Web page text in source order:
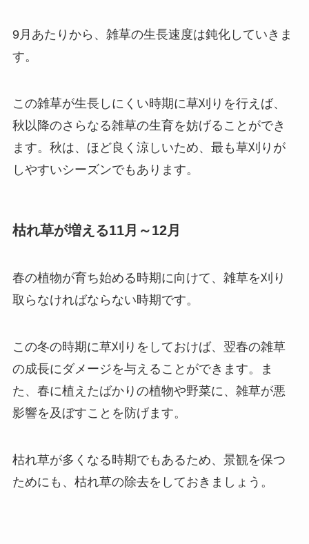
9月あたりから、雑草の生長速度は鈍化していきま
す。
この雑草が生長しにくい時期に草刈りを行えば、
秋以降のさらなる雑草の生育を妨げることができ
ます。秋は、ほど良く涼しいため、最も草刈りが
しやすいシーズンでもあります。
枯れ草が増える11月～12月
春の植物が育ち始める時期に向けて、雑草を刈り
取らなければならない時期です。
この冬の時期に草刈りをしておけば、翌春の雑草
の成長にダメージを与えることができます。ま
た、春に植えたばかりの植物や野菜に、雑草が悪
影響を及ぼすことを防げます。
枯れ草が多くなる時期でもあるため、景観を保つ
ためにも、枯れ草の除去をしておきましょう。